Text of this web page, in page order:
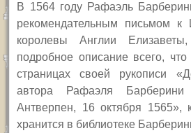
В 1564 году Рафаэль
рекомендательным письмом к
королевы Англии
подробное описание всего,
страницах своей рукописи
автора Рафаэля
Антверпен, 16 октября 1565»,
хранится в библиотеке